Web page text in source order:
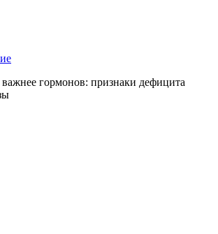
гормонов: признаки дефицита